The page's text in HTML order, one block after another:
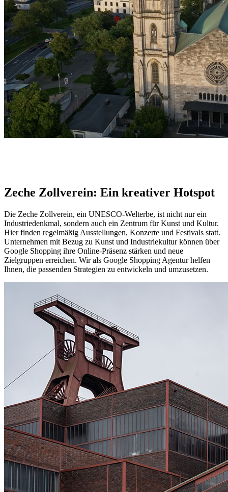
Zeche Zollverein: Ein kreativer Hotspot
Die Zeche Zollverein, ein UNESCO-Welterbe, ist nicht nur ein
Industriedenkmal, sondern auch ein Zentrum für Kunst und Kultur.
Hier finden regelmäßig Ausstellungen, Konzerte und Festivals statt.
Unternehmen mit Bezug zu Kunst und Industriekultur können über
Google Shopping ihre Online-Präsenz stärken und neue
Zielgruppen erreichen. Wir als Google Shopping Agentur helfen
Ihnen, die passenden Strategien zu entwickeln und umzusetzen.